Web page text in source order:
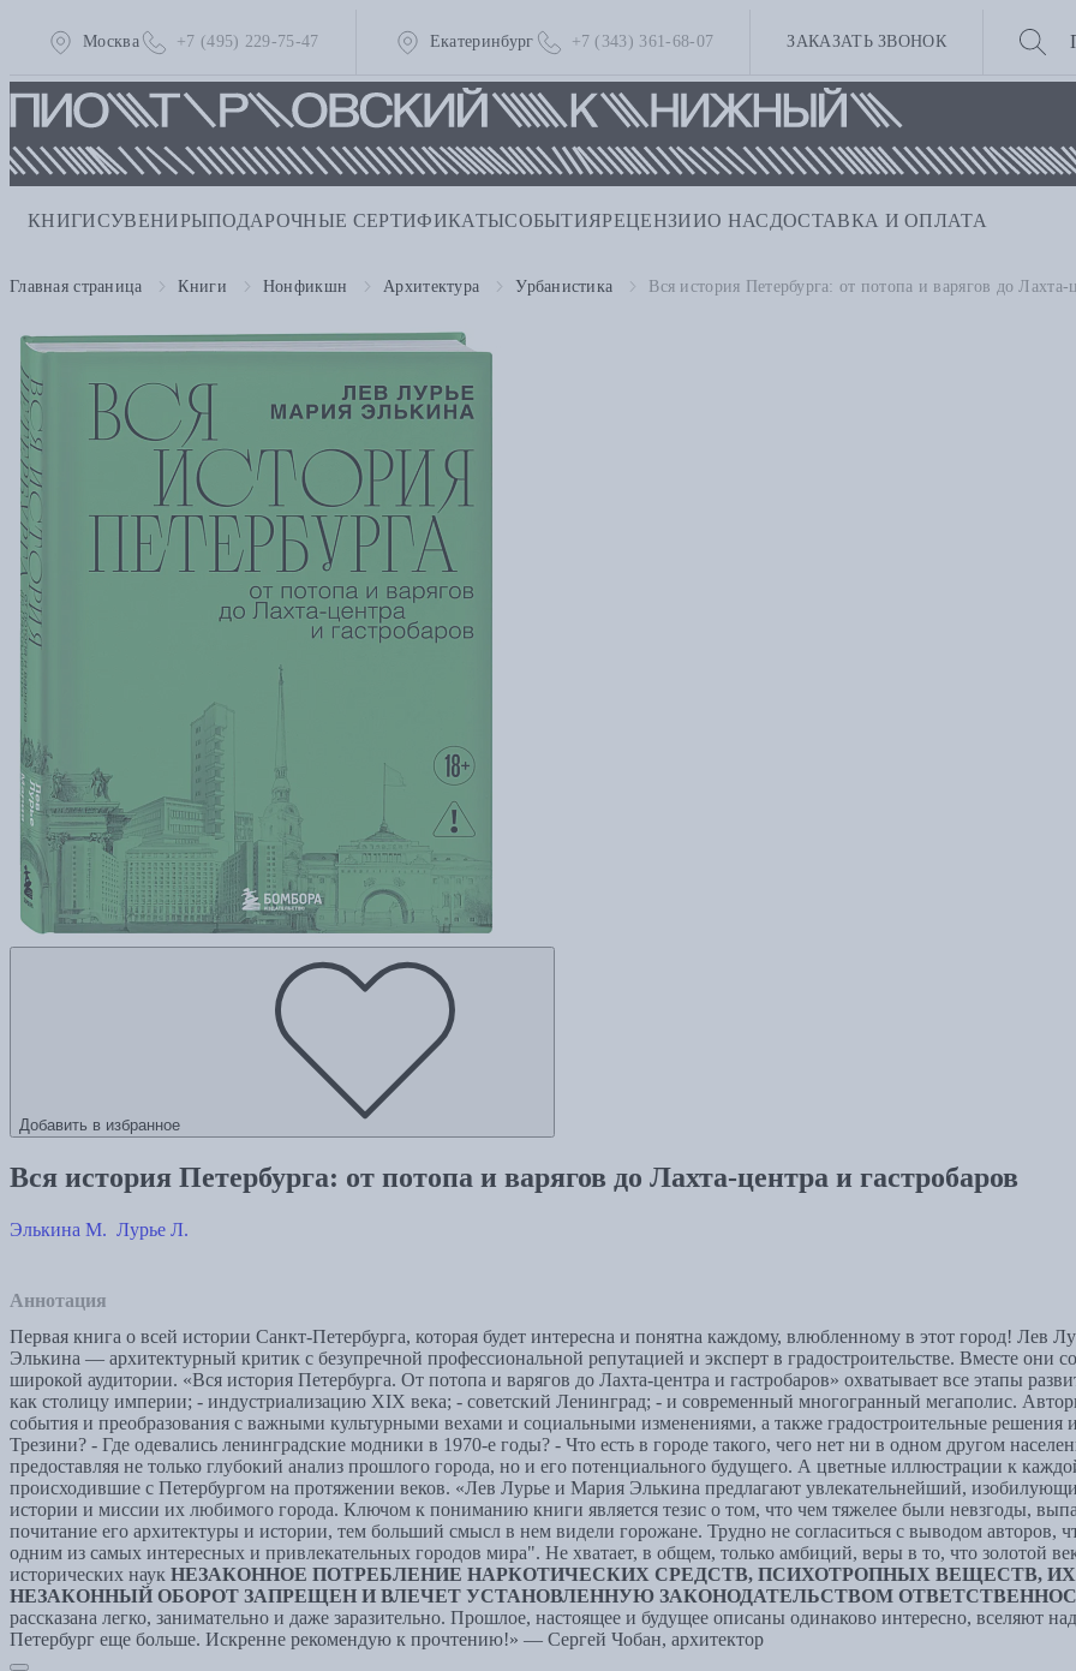
Москва +7 (495) 229-75-47 Екатеринбург +7 (343) 361-68-07 ЗАКАЗАТЬ ЗВОНОК
КНИГИСУВЕНИРЫПОДАРОЧНЫЕ СЕРТИФИКАТЫСОБЫТИЯРЕЦЕНЗИИО НАС ДОСТАВКА И ОПЛАТА
Главная страница Книги Нонфикшн Архитектура Урбанистика Вся история Петербурга: от потопа и варягов до Лахта-
Добавить в избранное
Вся история Петербурга: от потопа и варягов до Лахта-центра и гастробаров
Элькина М. Лурье Л.
Аннотация
Первая книга о всей истории Санкт-Петербурга, которая будет интересна и понятна каждому, влюбленному в этот город!
Элькина — архитектурный критик с безупречной профессиональной репутацией и эксперт в градостроительстве. Вместе
широкой аудитории. «Вся история Петербурга. От потопа и варягов до Лахта-центра и гастробаров» охватывает все этапы
как столицу империи; - индустриализацию XIX века; - советский Ленинград; - и современный многогранный мегаполис.
события и преобразования с важными культурными вехами и социальными изменениями, а также градостроительные решения
Трезини? - Где одевались ленинградские модники в 1970‑е годы? - Что есть в городе такого, чего нет ни в одном другом
предоставляя не только глубокий анализ прошлого города, но и его потенциального будущего. А цветные иллюстрации к
происходившие с Петербургом на протяжении веков. «Лев Лурье и Мария Элькина предлагают увлекательнейший,
истории и миссии их любимого города. Ключом к пониманию книги является тезис о том, что чем тяжелее были невзгоды,
почитание его архитектуры и истории, тем больший смысл в нем видели горожане. Трудно не согласиться с выводом авторов,
одним из самых интересных и привлекательных городов мира". Не хватает, в общем, только амбиций, веры в то, что золотой
исторических наук НЕЗАКОННОЕ ПОТРЕБЛЕНИЕ НАРКОТИЧЕСКИХ СРЕДСТВ, ПСИХОТРОПНЫХ ВЕЩЕСТВ,
НЕЗАКОННЫЙ ОБОРОТ ЗАПРЕЩЕН И ВЛЕЧЕТ УСТАНОВЛЕННУЮ ЗАКОНОДАТЕЛЬСТВОМ
рассказана легко, занимательно и даже заразительно. Прошлое, настоящее и будущее описаны одинаково интересно, вселяют
Петербург еще больше. Искренне рекомендую к прочтению!» — Сергей Чобан, архитектор